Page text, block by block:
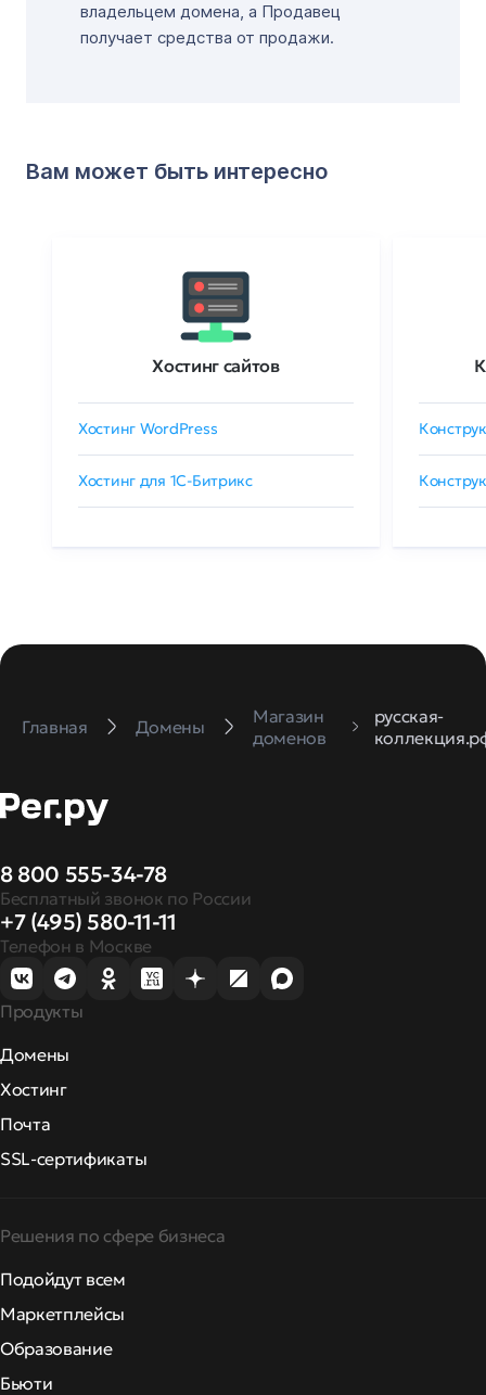
владельцем домена, а Продавец
получает средства от продажи.
Вам может быть интересно
Хостинг сайтов
Хостинг WordPress
Хостинг для 1C-Битрикс
Главная Домены
Магазин
доменов
русская-
8 800 555-34-78
Бесплатный звонок по России
+7 (495) 580-11-11
Телефон в Москве
Продукты
Домены
Хостинг
Почта
SSL-сертификаты
Решения по сфере бизнеса
Подойдут всем
Маркетплейсы
Образование
Бьюти